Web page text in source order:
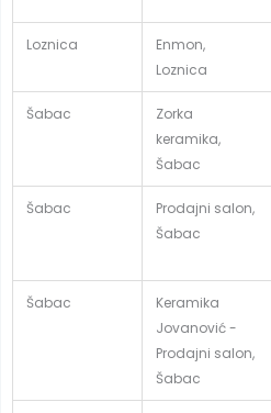
Loznica
Enmon,
Loznica
Šabac
Zorka
keramika,
Šabac
Šabac
Prodajni salon,
Šabac
Šabac
Keramika
Jovanović -
Prodajni salon,
Šabac